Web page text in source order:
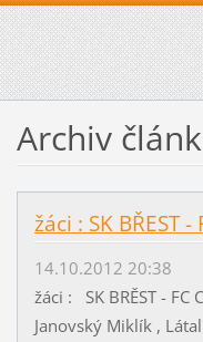
Archiv
žáci : SK BŘEST -
14.10.2012 20:38
žáci : SK BRĚST -
Janovský Miklík ,